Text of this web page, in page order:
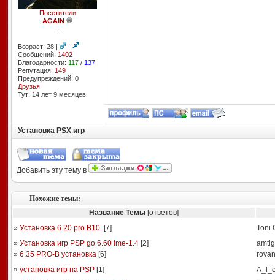
Посетители
AGAIN
--
Возраст: 28 |
|
Сообщений: 1402
Благодарности: 117/ 137
Репутация: 149
Предупреждений: 0
Друзья
Тут: 14 лет 9 месяцев
Установка PSX игр
Добавить эту тему в
Похожие темы:
Название Темы[ответов]
» Установка 6.20 pro B10.[7]
Toni
» Установка игр PSP go 6.60 lme-1.4[2]
» 6.35 PRO-B установка[6]
» установка игр на PSP[1]